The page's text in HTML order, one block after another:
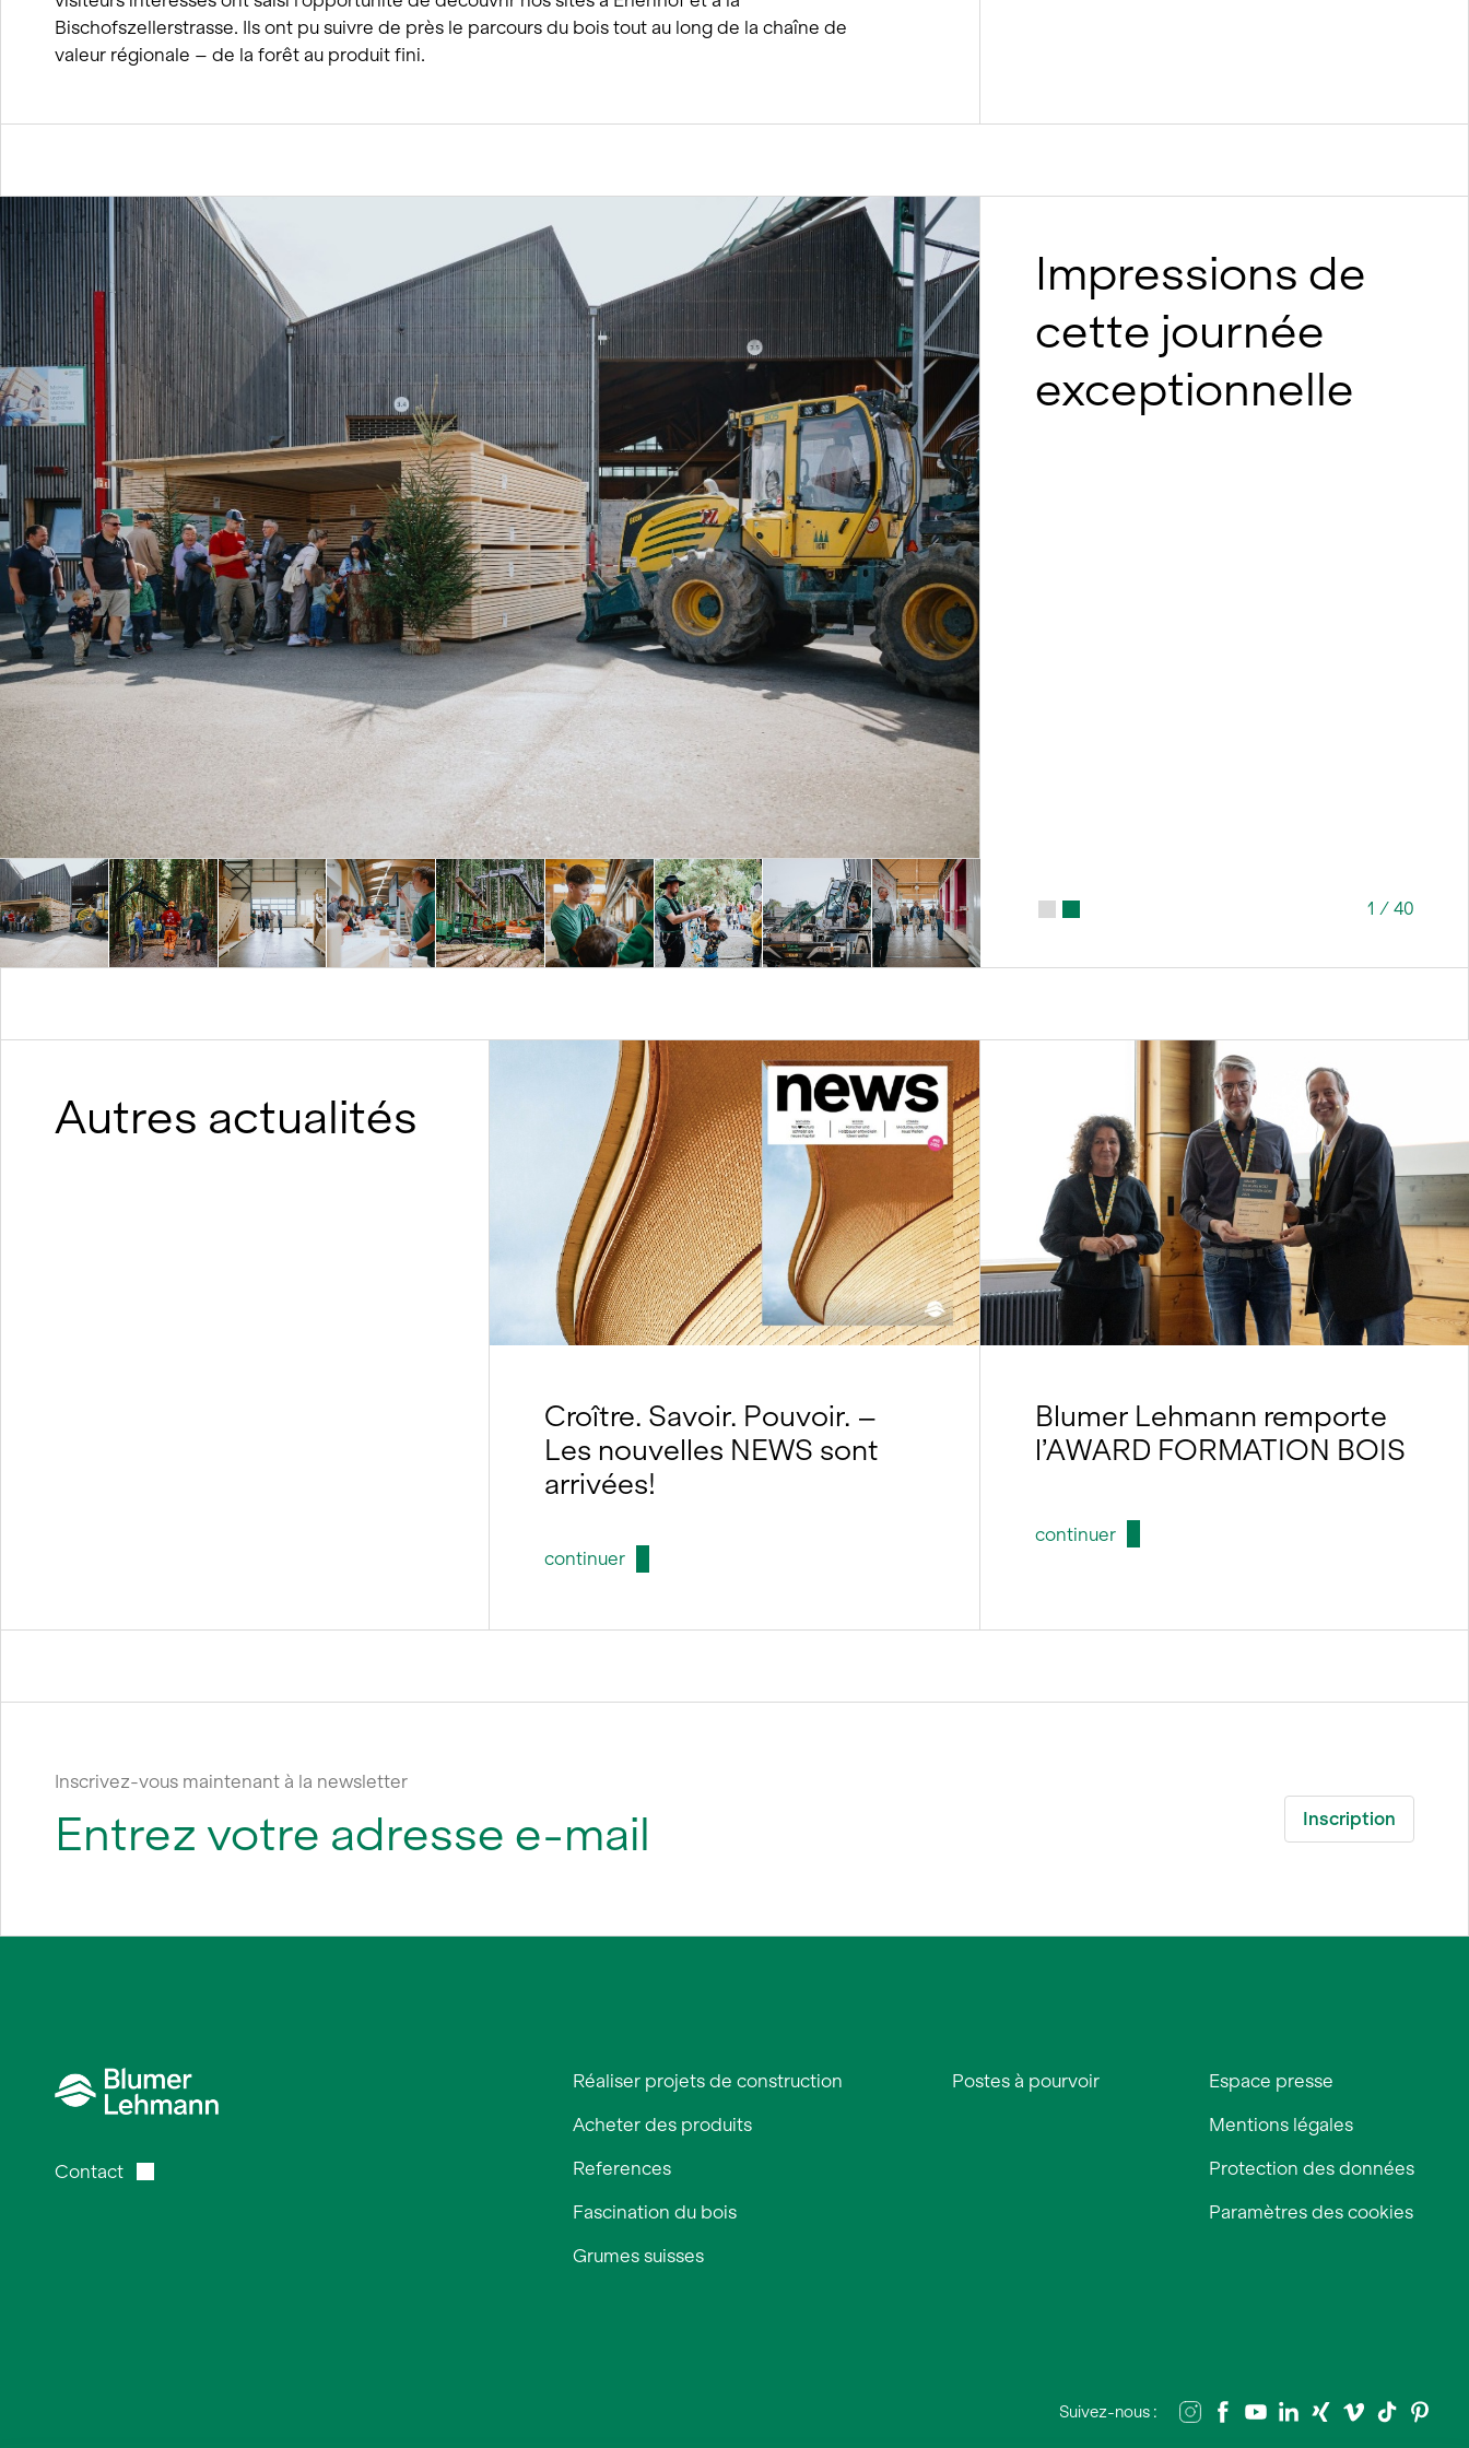
Bischofszellerstrasse. Ils ont pu suivre de près le parcours du bois tout au long de la chaîne de
valeur régionale – de la forêt au produit fini.
Impressions de
cette journée
exceptionnelle
1 / 40
Autres actualités
Croître. Savoir. Pouvoir. –
Les nouvelles NEWS sont
arrivées!
continuer
Blumer Lehmann remporte
l’AWARD FORMATION BOIS
continuer
Inscrivez-vous maintenant à la newsletter
Contact
Réaliser projets de construction
Acheter des produits
References
Fascination du bois
Grumes suisses
Postes à pourvoir
Espace presse
Mentions légales
Protection des données
Paramètres des cookies
Suivez-nous :